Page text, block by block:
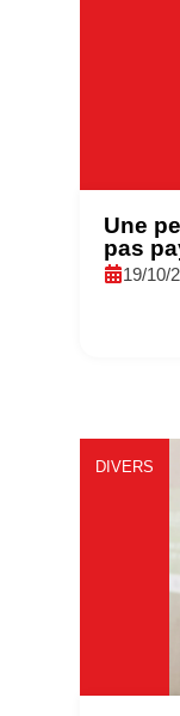
Une
pas
19/10/
DIVERS